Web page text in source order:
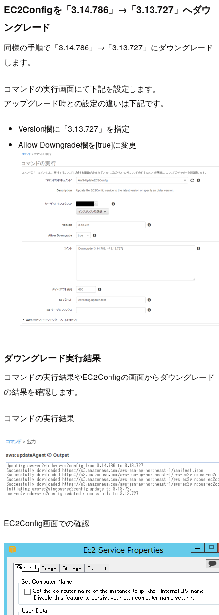
EC2Configを「3.14.786」→「3.13.727」へダウ
ングレード
同様の手順で「3.14.786」→「3.13.727」にダウングレード
します。
コマンドの実行画面にて下記を設定します。
アップグレード時との設定の違いは下記です。
Version欄に「3.13.727」を指定
Allow Downgrade欄を[true]に変更
ダウングレード実行結果
コマンドの実行結果やEC2Configの画面からダウングレード
の結果を確認します。
コマンドの実行結果
EC2Config画面での確認